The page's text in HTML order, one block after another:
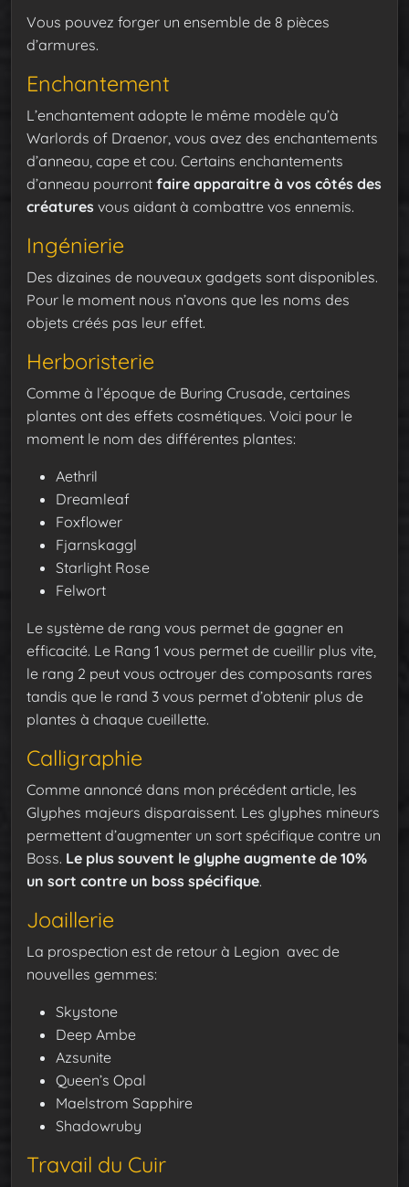
Vous pouvez forger un ensemble de 8 pièces
d’armures.
Enchantement
L’enchantement adopte le même modèle qu’à
Warlords of Draenor, vous avez des enchantements
d’anneau, cape et cou. Certains enchantements
d’anneau pourront faire apparaitre à vos côtés des
créatures vous aidant à combattre vos ennemis.
Ingénierie
Des dizaines de nouveaux gadgets sont disponibles.
Pour le moment nous n’avons que les noms des
objets créés pas leur effet.
Herboristerie
Comme à l’époque de Buring Crusade, certaines
plantes ont des effets cosmétiques. Voici pour le
moment le nom des différentes plantes:
Aethril
Dreamleaf
Foxflower
Fjarnskaggl
Starlight Rose
Felwort
Le système de rang vous permet de gagner en
efficacité. Le Rang 1 vous permet de cueillir plus vite,
le rang 2 peut vous octroyer des composants rares
tandis que le rand 3 vous permet d’obtenir plus de
plantes à chaque cueillette.
Calligraphie
Comme annoncé dans mon précédent article, les
Glyphes majeurs disparaissent. Les glyphes mineurs
permettent d’augmenter un sort spécifique contre un
Boss. Le plus souvent le glyphe augmente de 10%
un sort contre un boss spécifique.
Joaillerie
La prospection est de retour à Legion avec de
nouvelles gemmes:
Skystone
Deep Ambe
Azsunite
Queen’s Opal
Maelstrom Sapphire
Shadowruby
Travail du Cuir